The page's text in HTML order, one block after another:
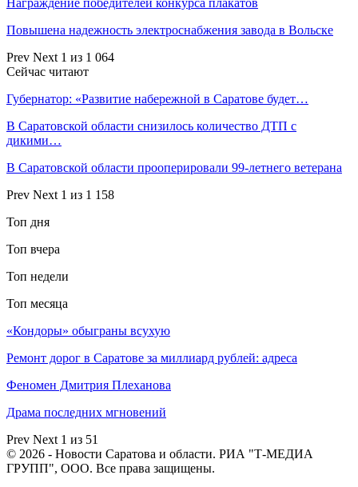
Повышена надежность электроснабжения завода в Вольске
Prev Next 1 из 1 064
Сейчас читают
Губернатор: «Развитие набережной в Саратове будет…
В Саратовской области снизилось количество ДТП с
дикими…
В Саратовской области прооперировали 99-летнего ветерана
Prev Next 1 из 1 158
Топ дня
Топ вчера
Топ недели
Топ месяца
«Кондоры» обыграны всухую
Ремонт дорог в Саратове за миллиард рублей: адреса
Феномен Дмитрия Плеханова
Драма последних мгновений
Prev Next 1 из 51
© 2026 - Новости Саратова и области. РИА "Т-МЕДИА
ГРУПП", ООО. Все права защищены.